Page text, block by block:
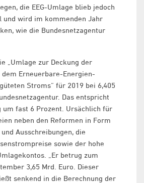
die EEG-Umlage blieb jedoch
und wird im kommenden Jahr
wie die Bundesnetzagentur
„Umlage zur Deckung der
dem Erneuerbare-Energien-
Stroms“ für 2019 bei 6,405
Das entspricht
um fast 6 Prozent. Ursächlich für
neben den Reformen in Form
Ausschreibungen, die
sowie der hohe
„Er betrug zum
3,65 Mrd. Euro. Dieser
senkend in die Berechnung der